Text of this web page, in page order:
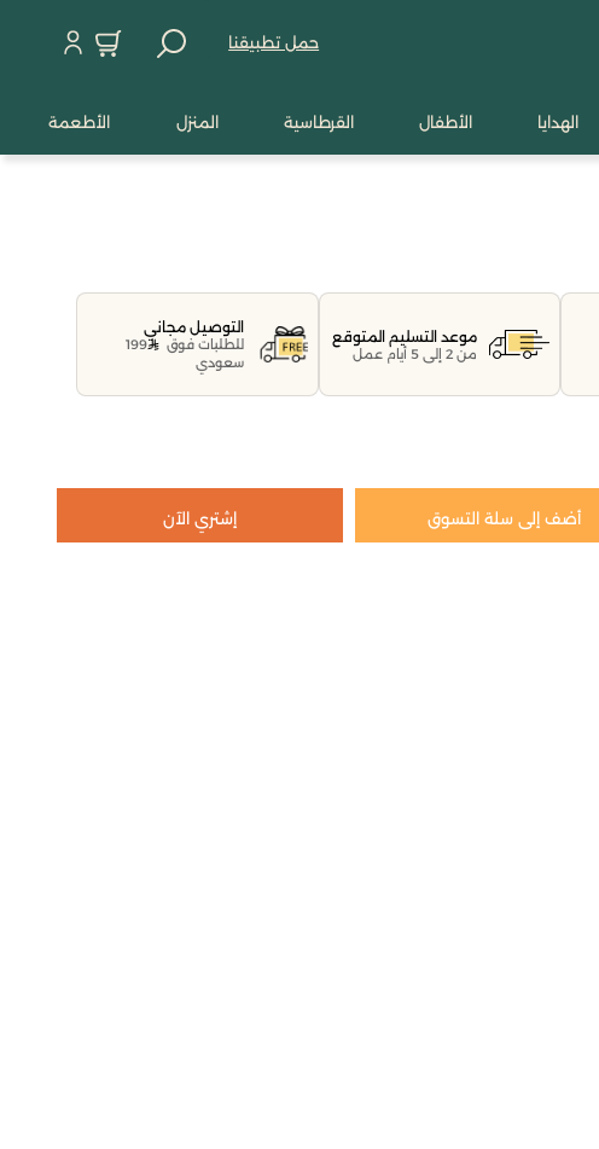
حمل تطبيقنا
الهدايا الأطفال القرطاسية المنزل الأطعمة
موعد التسليم المتوقع
من 2 إلى 5 أيام عمل
التوصيل مجاني
للطلبات فوق
199
سعودي
أضف إلى سلة التسوق إشتري الآن